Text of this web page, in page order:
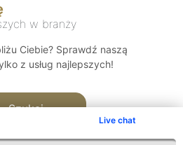
Live chat
w branży
Ciebie? Sprawdź naszą
z usług najlepszych!
Szukaj